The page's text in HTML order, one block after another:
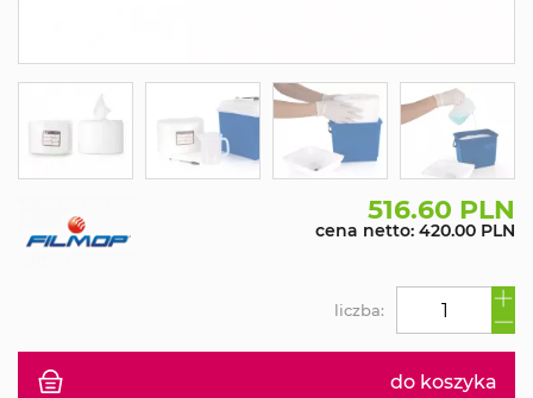
516.60 PLN
cena netto: 420.00 PLN
do koszyka
liczba: